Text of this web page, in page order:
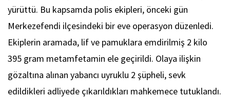
yürüttü. Bu kapsamda polis ekipleri, önceki gün
Merkezefendi ilçesindeki bir eve operasyon düzenledi.
Ekiplerin aramada, lif ve pamuklara emdirilmiş 2 kilo
395 gram metamfetamin ele geçirildi. Olaya ilişkin
gözaltına alınan yabancı uyruklu 2 şüpheli, sevk
edildikleri adliyede çıkarıldıkları mahkemece tutuklandı.